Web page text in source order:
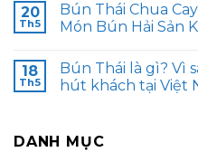
20
Th5
Bún Thái Chua
Món Bún Hải Sản
18
Th5
Bún Thái là gì? Vì
hút khách tại Việt
DANH MỤC